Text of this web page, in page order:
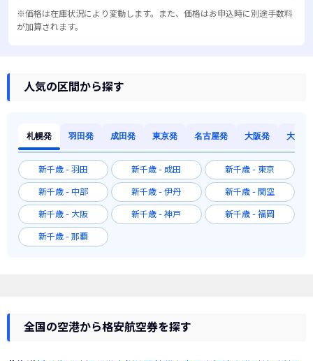
※価格は在庫状況により変動します。また、価格はお申込時に別途手数料
が加算されます。
人気の区間から探す
札幌発 羽田発 成田発 東京発 名古屋発 大阪発 大阪発
新千歳 - 羽田 新千歳 - 成田 新千歳 - 東京
新千歳 - 中部 新千歳 - 伊丹 新千歳 - 関空
新千歳 - 大阪 新千歳 - 神戸 新千歳 - 福岡
新千歳 - 那覇
全国の空港から格安航空券を探す